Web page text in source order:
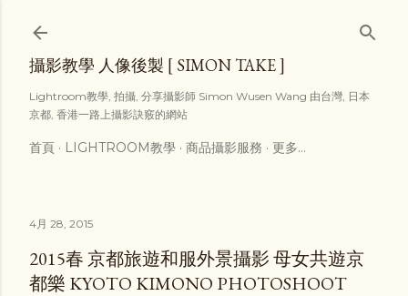
攝影教學 人像後製 [ SIMON TAKE ]
Lightroom教學, 拍攝, 分享攝影師 Simon Wusen Wang 由台灣, 日本
京都, 香港一路上攝影訣竅的網站
首頁 LIGHTROOM教學 商品攝影服務 更多…
4月 28, 2015
2015春 京都旅遊和服外景攝影 母女共遊京
都樂 KYOTO KIMONO PHOTOSHOOT